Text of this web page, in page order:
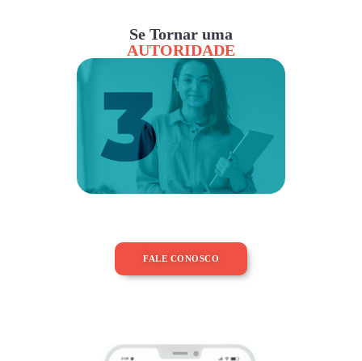
Se Tornar uma
AUTORIDADE
FALE CONOSCO